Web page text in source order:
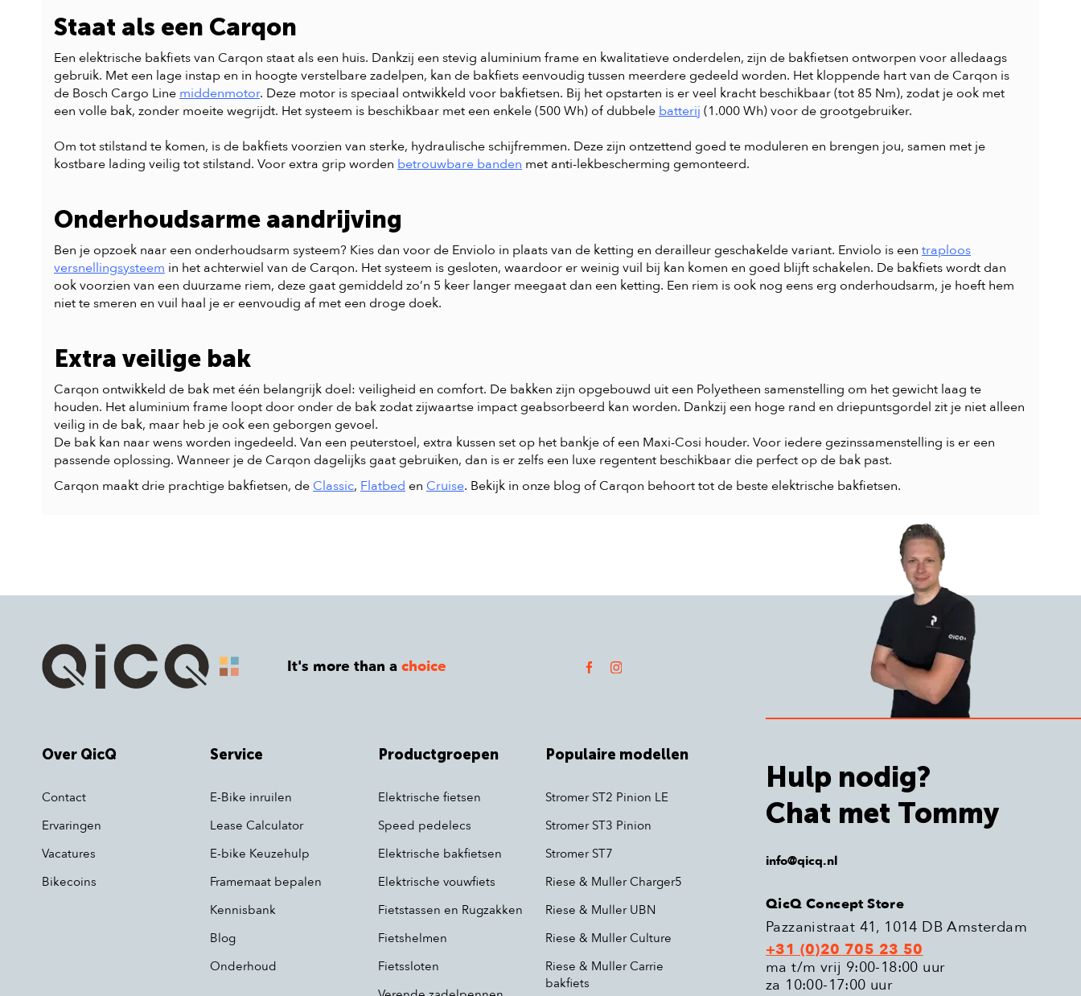
Staat als een Carqon
Een elektrische bakfiets van Carqon staat als een huis. Dankzij een stevig aluminium frame en kwalitatieve onderdelen, zijn de bakfietsen ontworpen voor alledaags
gebruik. Met een lage instap en in hoogte verstelbare zadelpen, kan de bakfiets eenvoudig tussen meerdere gedeeld worden. Het kloppende hart van de Carqon is
de Bosch Cargo Linemiddenmotor. Deze motor is speciaal ontwikkeld voor bakfietsen. Bij het opstarten is er veel kracht beschikbaar (tot 85 Nm), zodat je ook met
een volle bak, zonder moeite wegrijdt. Het systeem is beschikbaar met een enkele (500 Wh) of dubbelebatterij (1.000 Wh) voor de grootgebruiker.
Om tot stilstand te komen, is de bakfiets voorzien van sterke, hydraulische schijfremmen. Deze zijn ontzettend goed te moduleren en brengen jou, samen met je
kostbare lading veilig tot stilstand. Voor extra grip worden betrouwbare banden met anti-lekbescherming gemonteerd.
Onderhoudsarme aandrijving
Ben je opzoek naar een onderhoudsarm systeem? Kies dan voor de Enviolo in plaats van de ketting en derailleur geschakelde variant. Enviolo is een traploos
versnellingsysteem in het achterwiel van de Carqon. Het systeem is gesloten, waardoor er weinig vuil bij kan komen en goed blijft schakelen. De bakfiets wordt dan
ook voorzien van een duurzame riem, deze gaat gemiddeld zo’n 5 keer langer meegaat dan een ketting. Een riem is ook nog eens erg onderhoudsarm, je hoeft hem
niet te smeren en vuil haal je er eenvoudig af met een droge doek.
Extra veilige bak
Carqon ontwikkeld de bak met één belangrijk doel: veiligheid en comfort. De bakken zijn opgebouwd uit een Polyetheen samenstelling om het gewicht laag te
houden. Het aluminium frame loopt door onder de bak zodat zijwaartse impact geabsorbeerd kan worden. Dankzij een hoge rand en driepuntsgordel zit je niet alleen
veilig in de bak, maar heb je ook een geborgen gevoel.
De bak kan naar wens worden ingedeeld. Van een peuterstoel, extra kussen set op het bankje of een Maxi-Cosi houder. Voor iedere gezinssamenstelling is er een
passende oplossing. Wanneer je de Carqon dagelijks gaat gebruiken, dan is er zelfs een luxe regentent beschikbaar die perfect op de bak past.
Carqon maakt drie prachtige bakfietsen, deClassic, Flatbed en Cruise. Bekijk in onze blog of Carqon behoort tot de beste elektrische bakfietsen.
It's more than achoice
Over QicQ
Contact
Ervaringen
Vacatures
Bikecoins
Service
E-Bike inruilen
Lease Calculator
E-bike Keuzehulp
Framemaat bepalen
Kennisbank
Blog
Onderhoud
Productgroepen
Elektrische fietsen
Speed pedelecs
Elektrische bakfietsen
Elektrische vouwfiets
Fietstassen en Rugzakken
Fietshelmen
Fietssloten
Populaire modellen
Stromer ST2 Pinion LE
Stromer ST3 Pinion
Stromer ST7
Riese & Muller Charger5
Riese & Muller UBN
Riese & Muller Culture
Riese & Muller Carrie
bakfiets
Hulp nodig?
Chat met Tommy
info@qicq.nl
QicQ Concept Store
Pazzanistraat 41, 1014 DB Amsterdam
+31 (0)20 705 23 50
ma t/m vrij 9:00-18:00 uur
za 10:00-17:00 uur